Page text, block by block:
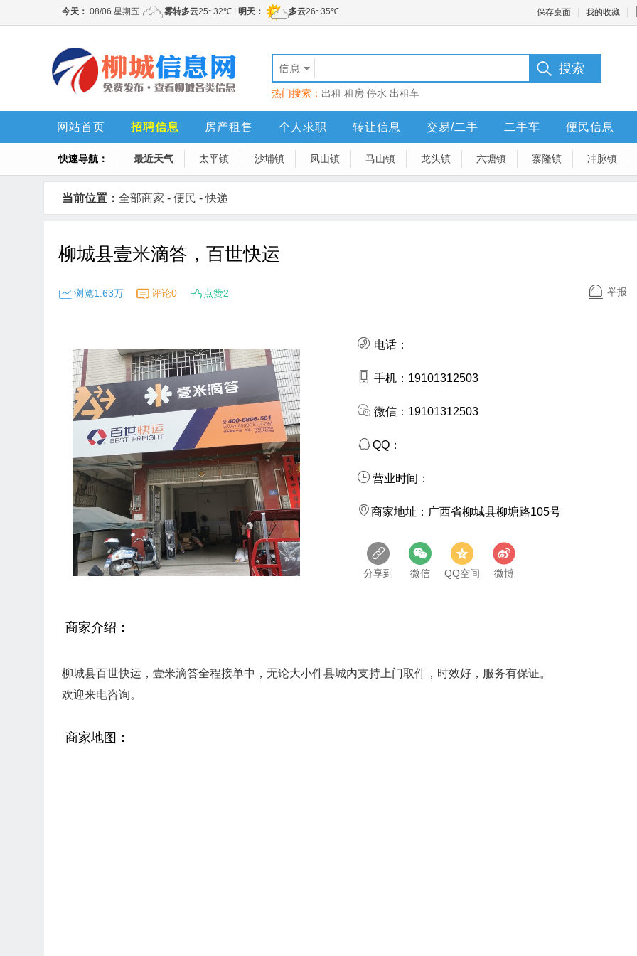
保存桌面 我的收藏
信息
热门搜索： 出租 租房 停水 出租车
网站首页 招聘信息 房产租售 个人求职 转让信息 交易/二手 二手车 便民信息
快速导航： 最近天气 太平镇 沙埔镇 凤山镇 马山镇 龙头镇 六塘镇 寨隆镇 冲脉镇
当前位置： 全部商家 - 便民 -快递
柳城县壹米滴答，百世快运
举报
浏览1.63万 评论0 点赞2
电话：
手机： 19101312503
微信： 19101312503
QQ：
营业时间：
商家地址： 广西省柳城县柳塘路105号
分享到 微信 QQ空间 微博
商家介绍：
柳城县百世快运，壹米滴答全程接单中，无论大小件县城内支持上门取件，时效好，服务有保证。
欢迎来电咨询。
商家地图：